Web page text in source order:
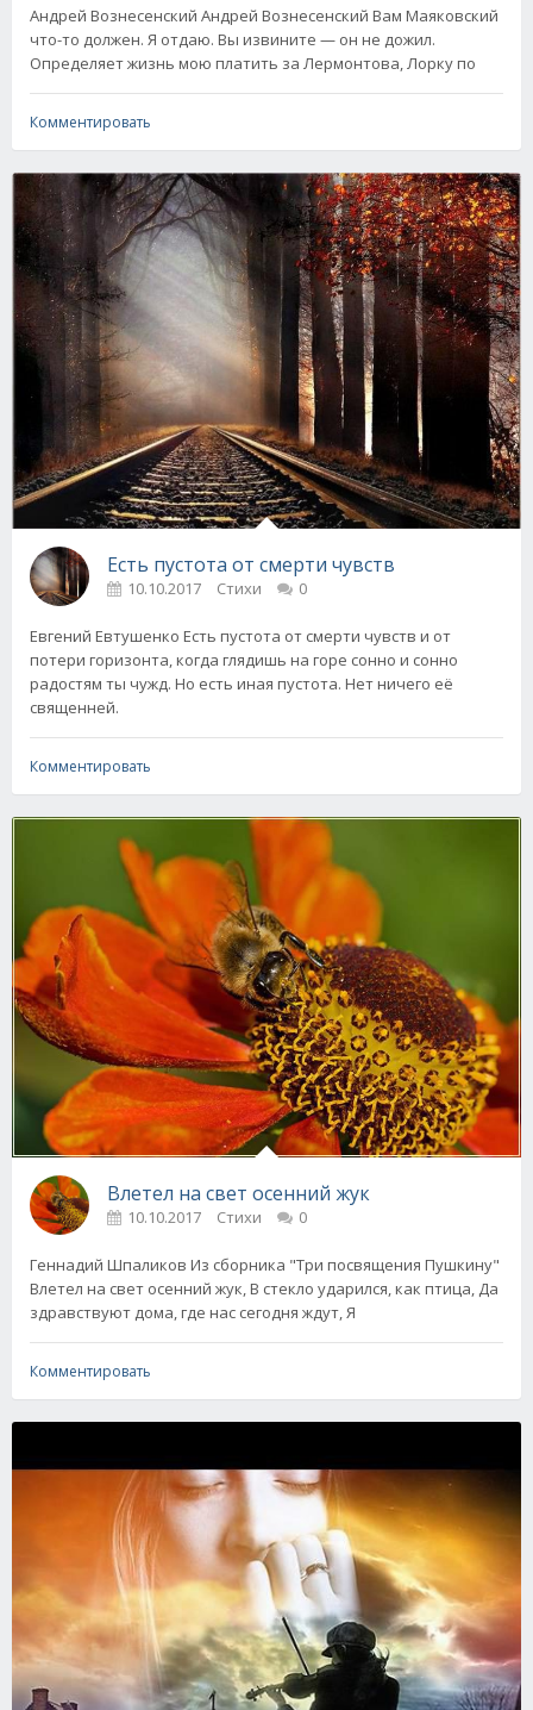
Андрей Вознесенский Андрей Вознесенский Вам Маяковский
что-то должен. Я отдаю. Вы извините — он не дожил.
Определяет жизнь мою платить за Лермонтова, Лорку по
Комментировать
Есть пустота от смерти чувств
10.10.2017 Стихи 0
Евгений Евтушенко Есть пустота от смерти чувств и от
потери горизонта, когда глядишь на горе сонно и сонно
радостям ты чужд. Но есть иная пустота. Нет ничего её
священней.
Комментировать
Влетел на свет осенний жук
10.10.2017 Стихи 0
Геннадий Шпаликов Из сборника "Три посвящения Пушкину"
Влетел на свет осенний жук, В стекло ударился, как птица, Да
здравствуют дома, где нас сегодня ждут, Я
Комментировать